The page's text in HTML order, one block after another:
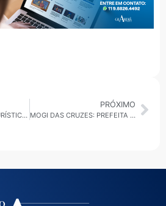
SUZANO É DESTINO TURÍSTICO OFICIAL: NOVO STATUS ABRE PORTAS PARA INVESTIMENTOS
PRÓXIMO
MOGI DAS CRUZES: PREFEITA MARA BERTAIOLLI DÁ INÍCIO ÀS OBRAS DO CEMPRE BIRITIBA USSU